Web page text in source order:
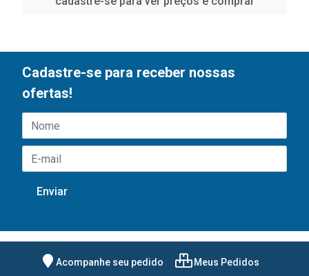
Cadastre-se para receber nossas
ofertas!
Acompanhe seu pedido Meus Pedidos